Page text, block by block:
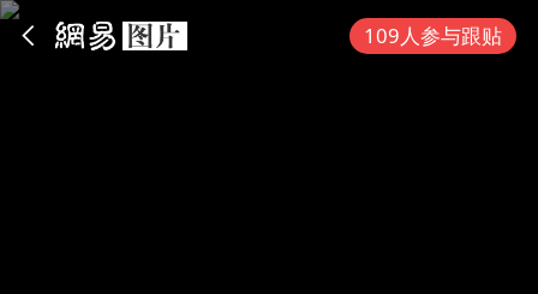
109人参与跟贴
App内打开